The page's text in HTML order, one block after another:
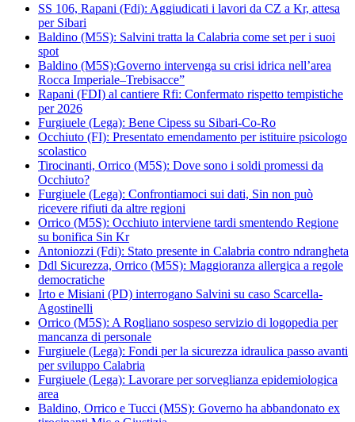
SS 106, Rapani (Fdi): Aggiudicati i lavori da CZ a Kr, attesa
per Sibari
Baldino (M5S): Salvini tratta la Calabria come set per i suoi
spot
Baldino (M5S):Governo intervenga su crisi idrica nell’area
Rocca Imperiale–Trebisacce”
Rapani (FDI) al cantiere Rfi: Confermato rispetto tempistiche
per 2026
Furgiuele (Lega): Bene Cipess su Sibari-Co-Ro
Occhiuto (FI): Presentato emendamento per istituire psicologo
scolastico
Tirocinanti, Orrico (M5S): Dove sono i soldi promessi da
Occhiuto?
Furgiuele (Lega): Confrontiamoci sui dati, Sin non può
ricevere rifiuti da altre regioni
Orrico (M5S): Occhiuto interviene tardi smentendo Regione
su bonifica Sin Kr
Antoniozzi (Fdi): Stato presente in Calabria contro ndrangheta
Ddl Sicurezza, Orrico (M5S): Maggioranza allergica a regole
democratiche
Irto e Misiani (PD) interrogano Salvini su caso Scarcella-
Agostinelli
Orrico (M5S): A Rogliano sospeso servizio di logopedia per
mancanza di personale
Furgiuele (Lega): Fondi per la sicurezza idraulica passo avanti
per sviluppo Calabria
Furgiuele (Lega): Lavorare per sorveglianza epidemiologica
area
Baldino, Orrico e Tucci (M5S): Governo ha abbandonato ex